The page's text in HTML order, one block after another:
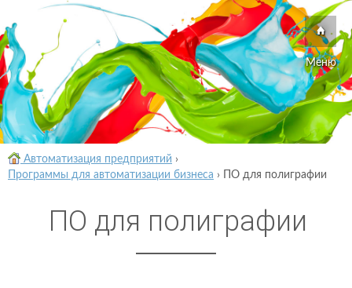
Меню
Автоматизация предприятий ›
Программы для автоматизации бизнеса › ПО для полиграфии
ПО для полиграфии